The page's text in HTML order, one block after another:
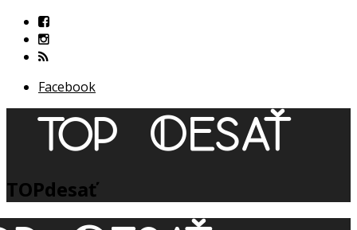
Facebook
TOPdesať